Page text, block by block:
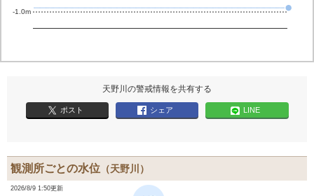
-1.0m
天野川の警戒情報を共有する
ポスト シェア LINE
観測所ごとの水位 （天野川）
2026/8/9 1:50更新